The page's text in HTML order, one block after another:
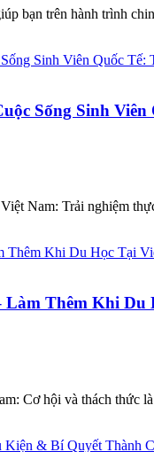
bạn trên hành trình
Sống Sinh
Nam: Trải nghiệm
Làm Thêm Khi
Cơ hội và thách thức